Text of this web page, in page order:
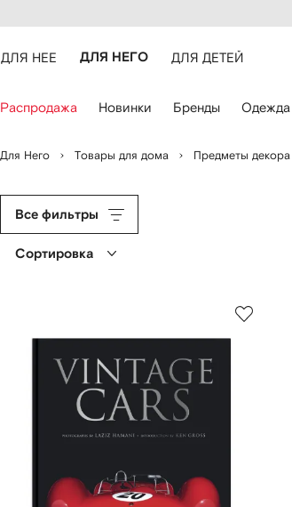
ДЛЯ НЕЕ ДЛЯ НЕГО ДЛЯ ДЕТЕЙ
Распродажа Новинки Бренды Одежда
Для Него Товары для дома Предметы декора
Все фильтры
Сортировка